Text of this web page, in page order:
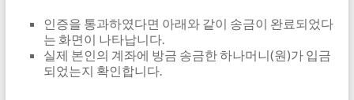
인증을 통과하였다면 아래와 같이 송금이 완료되었다
는 화면이 나타납니다.
실제 본인의 계좌에 방금 송금한 하나머니(원)가 입금
되었는지 확인합니다.